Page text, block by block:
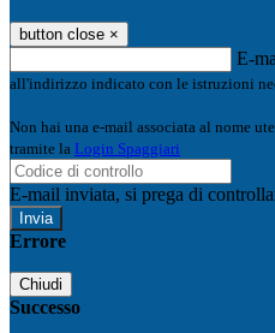
button close ×
E-
all'indirizzo indicato con le istruzioni
Non hai una e-mail associata al nome
tramite la Login Spaggiari
E-mail inviata, si prega di
Errore
Chiudi
Successo